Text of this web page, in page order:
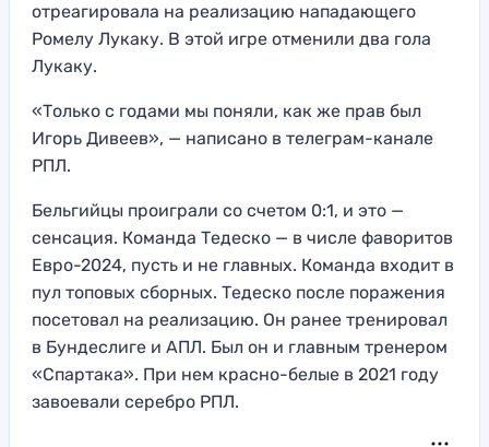
отреагировала на реализацию нападающего
Ромелу Лукаку. В этой игре отменили два гола
Лукаку.
«Только с годами мы поняли, как же прав был
Игорь Дивеев», — написано в телеграм-канале
РПЛ.
Бельгийцы проиграли со счетом 0:1, и это —
сенсация. Команда Тедеско — в числе фаворитов
Евро-2024, пусть и не главных. Команда входит в
пул топовых сборных. Тедеско после поражения
посетовал на реализацию. Он ранее тренировал
в Бундеслиге и АПЛ. Был он и главным тренером
«Спартака». При нем красно-белые в 2021 году
завоевали серебро РПЛ.